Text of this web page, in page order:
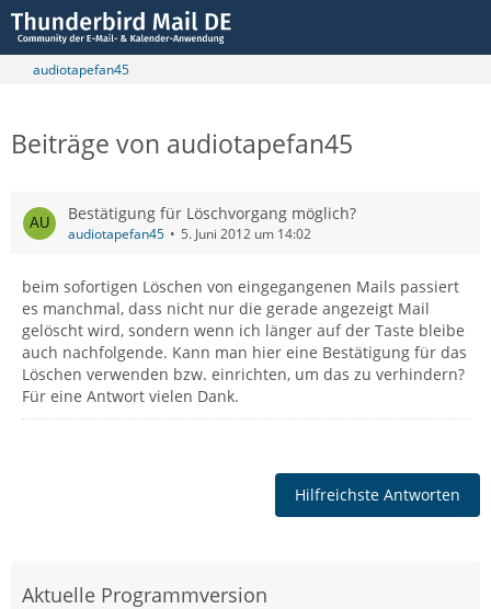
audiotapefan45
Beiträge von audiotapefan45
Bestätigung für Löschvorgang möglich?
audiotapefan45 5. Juni 2012 um 14:02
beim sofortigen Löschen von eingegangenen Mails passiert
es manchmal, dass nicht nur die gerade angezeigt Mail
gelöscht wird, sondern wenn ich länger auf der Taste bleibe
auch nachfolgende. Kann man hier eine Bestätigung für das
Löschen verwenden bzw. einrichten, um das zu verhindern?
Für eine Antwort vielen Dank.
Hilfreichste Antworten
Aktuelle Programmversion